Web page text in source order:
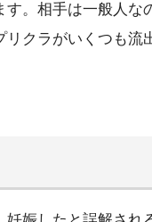
。相手は一般人
クラがいくつも流